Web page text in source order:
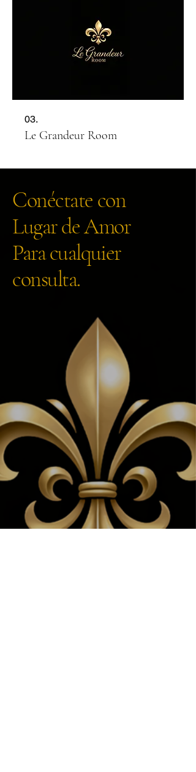
03.
Le Grandeur Room
Conéctate con
Lugar de Amor
Para cualquier
consulta.